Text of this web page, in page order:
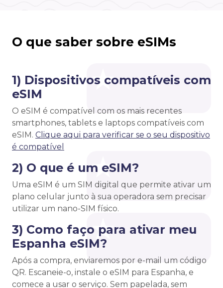
O que saber sobre eSIMs
1) Dispositivos compatíveis com
eSIM
O eSIM é compatível com os mais recentes
smartphones, tablets e laptops compatíveis com
eSIM. Clique aqui para verificar se o seu dispositivo
é compatível
2) O que é um eSIM?
Uma eSIM é um SIM digital que permite ativar um
plano celular junto à sua operadora sem precisar
utilizar um nano-SIM físico.
3) Como faço para ativar meu
Espanha eSIM?
Após a compra, enviaremos por e-mail um código
QR. Escaneie-o, instale o eSIM para Espanha, e
comece a usar o serviço. Sem papelada, sem